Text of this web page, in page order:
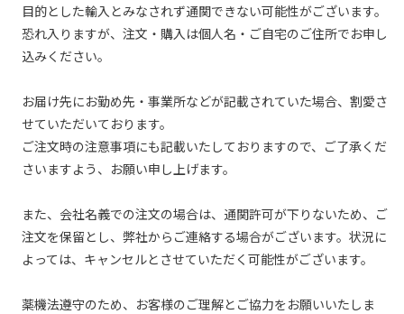
目的とした輸入とみなされず通関できない可能性がございます。
恐れ入りますが、注文・購入は個人名・ご自宅のご住所でお申し
込みください。
お届け先にお勤め先・事業所などが記載されていた場合、割愛さ
せていただいております。
ご注文時の注意事項にも記載いたしておりますので、ご了承くだ
さいますよう、お願い申し上げます。
また、会社名義での注文の場合は、通関許可が下りないため、ご
注文を保留とし、弊社からご連絡する場合がございます。状況に
よっては、キャンセルとさせていただく可能性がございます。
薬機法遵守のため、お客様のご理解とご協力をお願いいたしま